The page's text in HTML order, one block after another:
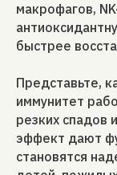
макрофагов,
быстрее
Представьте,
иммунитет
резких спадов
эффект дают
становятся